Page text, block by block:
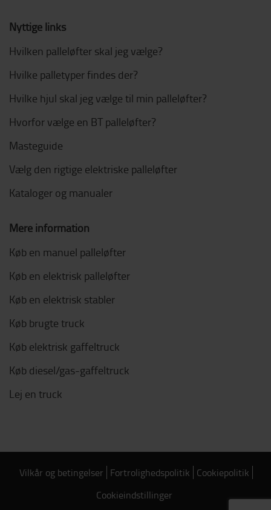
Nyttige links
Hvilken palleløfter skal jeg vælge?
Hvilke palletyper findes der?
Hvilke hjul skal jeg vælge til min palleløfter?
Hvorfor vælge en BT palleløfter?
Masteguide
Vælg den rigtige elektriske palleløfter
Kataloger og manualer
Mere information
Køb en manuel palleløfter
Køb en elektrisk palleløfter
Køb en elektrisk stabler
Køb brugte truck
Køb elektrisk gaffeltruck
Køb diesel/gas-gaffeltruck
Lej en truck
Vilkår og betingelser Fortrolighedspolitik Cookiepolitik
Cookieindstillinger